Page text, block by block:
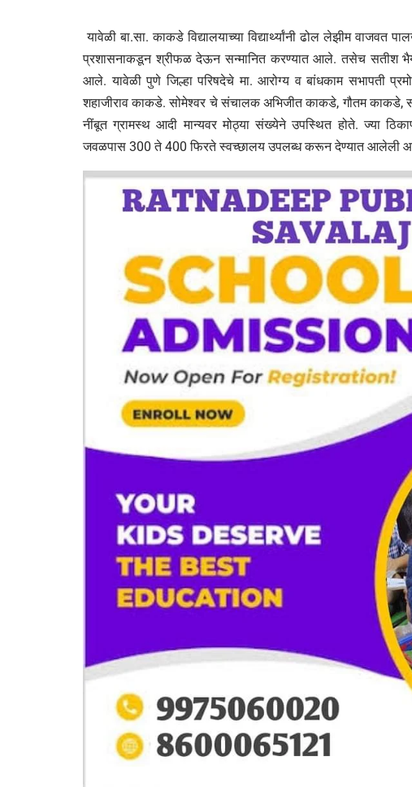
यावेळी बा.सा. काकडे विद्यालयाच्या विद्यार्थ्यांनी ढोल लेझीम
प्रशासनाकडून श्रीफळ देऊन सन्मानित करण्यात आले. तसेच सतीश
आले. यावेळी पुणे जिल्हा परिषदेचे मा. आरोग्य व बांधकाम सभापती
शहाजीराव काकडे. सोमेश्वर चे संचालक अभिजीत काकडे, गौतम काकडे,
नींबूत ग्रामस्थ आदी मान्यवर मोठ्या संख्येने उपस्थित होते. ज्या
जवळपास 300 ते 400 फिरते स्वच्छालय उपलब्ध करून देण्यात आलेली